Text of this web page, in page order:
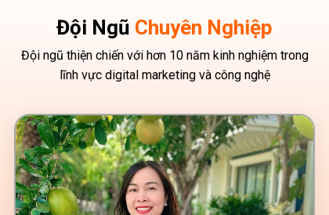
Đội Ngũ Chuyên Nghiệp
Đội ngũ thiện chiến với hơn 10 năm kinh nghiệm trong
lĩnh vực digital marketing và công nghệ